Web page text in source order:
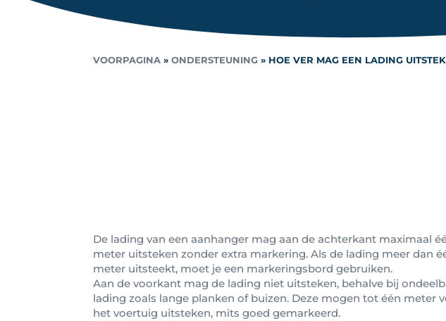
VOORPAGINA » ONDERSTEUNING » HOE VER MAG EEN LADING
De lading van een aanhanger mag aan de achterkant maximaal
meter uitsteken zonder extra markering. Als de lading meer dan
meter uitsteekt, moet je een markeringsbord gebruiken.
Aan de voorkant mag de lading niet uitsteken, behalve bij
lading zoals lange planken of buizen. Deze mogen tot één meter
het voertuig uitsteken, mits goed gemarkeerd.